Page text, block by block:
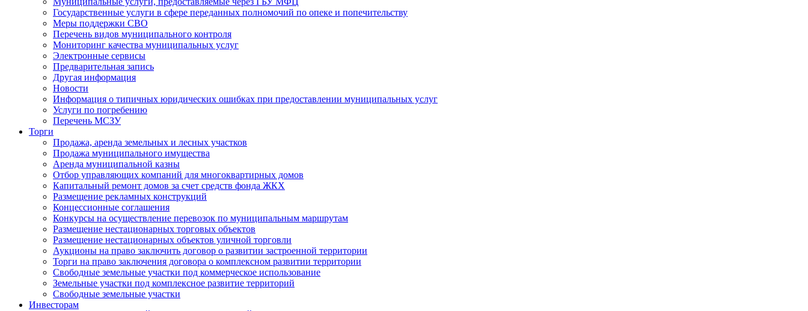
Государственные услуги в сфере переданных полномочий по опеке и попечительству
Меры поддержки СВО
Перечень видов муниципального контроля
Мониторинг качества муниципальных услуг
Электронные сервисы
Предварительная запись
Другая информация
Новости
Информация о типичных юридических ошибках при предоставлении муниципальных услуг
Услуги по погребению
Перечень МСЗУ
Торги
Продажа, аренда земельных и лесных участков
Продажа муниципального имущества
Аренда муниципальной казны
Отбор управляющих компаний для многоквартирных домов
Капитальный ремонт домов за счет средств фонда ЖКХ
Размещение рекламных конструкций
Концессионные соглашения
Конкурсы на осуществление перевозок по муниципальным маршрутам
Размещение нестационарных торговых объектов
Размещение нестационарных объектов уличной торговли
Аукционы на право заключить договор о развитии застроенной территории
Торги на право заключения договора о комплексном развитии территории
Свободные земельные участки под коммерческое использование
Земельные участки под комплексное развитие территорий
Свободные земельные участки
Инвесторам